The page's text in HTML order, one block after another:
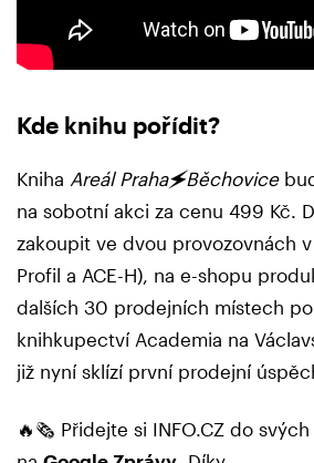
Kde knihu pořídit?
Kniha Areál Praha🗲Běchovice
na sobotní akci za cenu 499 Kč.
zakoupit ve dvou provozovnách
Profil a ACE-H), na e-shopu
dalších 30 prodejních místech
knihkupectví Academia na
již nyní sklízí první prodejní
🔥🗞️ Přidejte si INFO.CZ do